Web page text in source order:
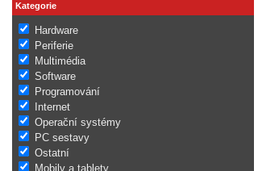
Kategorie
Hardware
Periferie
Multimédia
Software
Programování
Internet
Operační systémy
PC sestavy
Ostatní
Mobily a tablety